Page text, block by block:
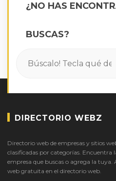
¿NO HAS
BUSCAS?
DIRECTORIO WEBZ
Directorio web de empresas y sitios
clasificadas por categorías. Encuentra
empresa que buscas o agrega la tuya.
web gratuita en el directorio web.